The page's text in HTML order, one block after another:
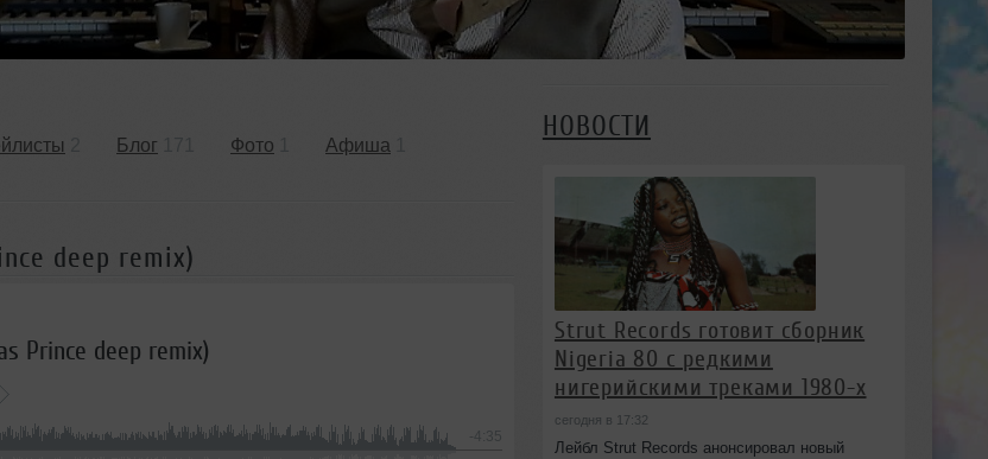
Блог Фото Афиша
deep remix)
Prince deep remix)
-4:35
НОВОСТИ
Strut Records готовит сборник
Nigeria 80 с редкими
нигерийскими треками 1980-х
сегодня в 17:32
Лейбл Strut Records анонсировал новый